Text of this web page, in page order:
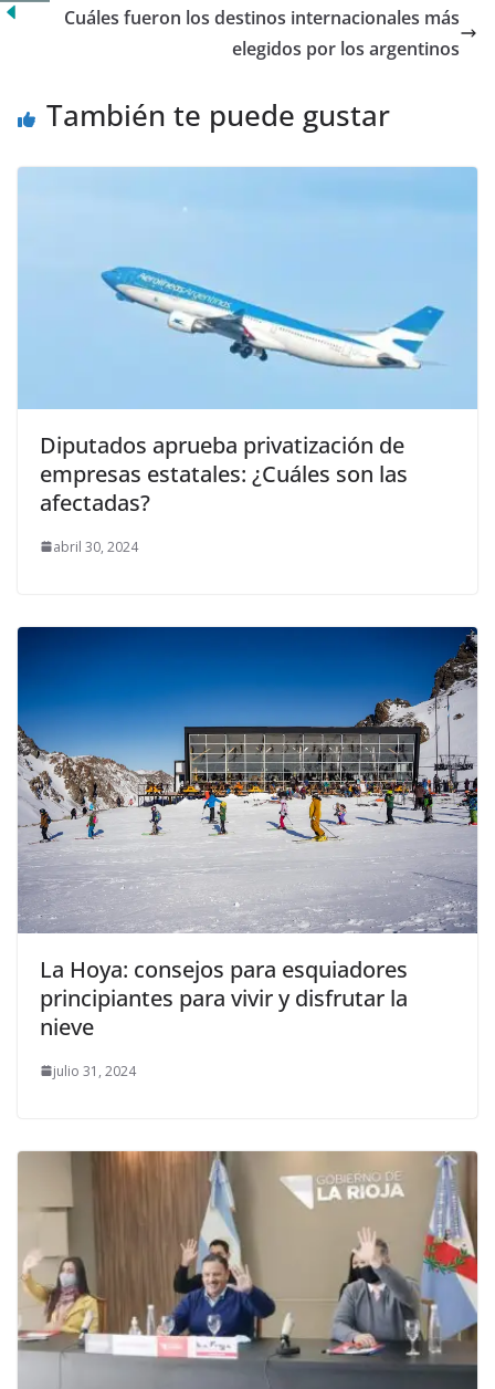
Cuáles fueron los destinos internacionales más
elegidos por los argentinos
También te puede gustar
Diputados aprueba privatización de
empresas estatales: ¿Cuáles son las
afectadas?
abril 30, 2024
La Hoya: consejos para esquiadores
principiantes para vivir y disfrutar la
nieve
julio 31, 2024